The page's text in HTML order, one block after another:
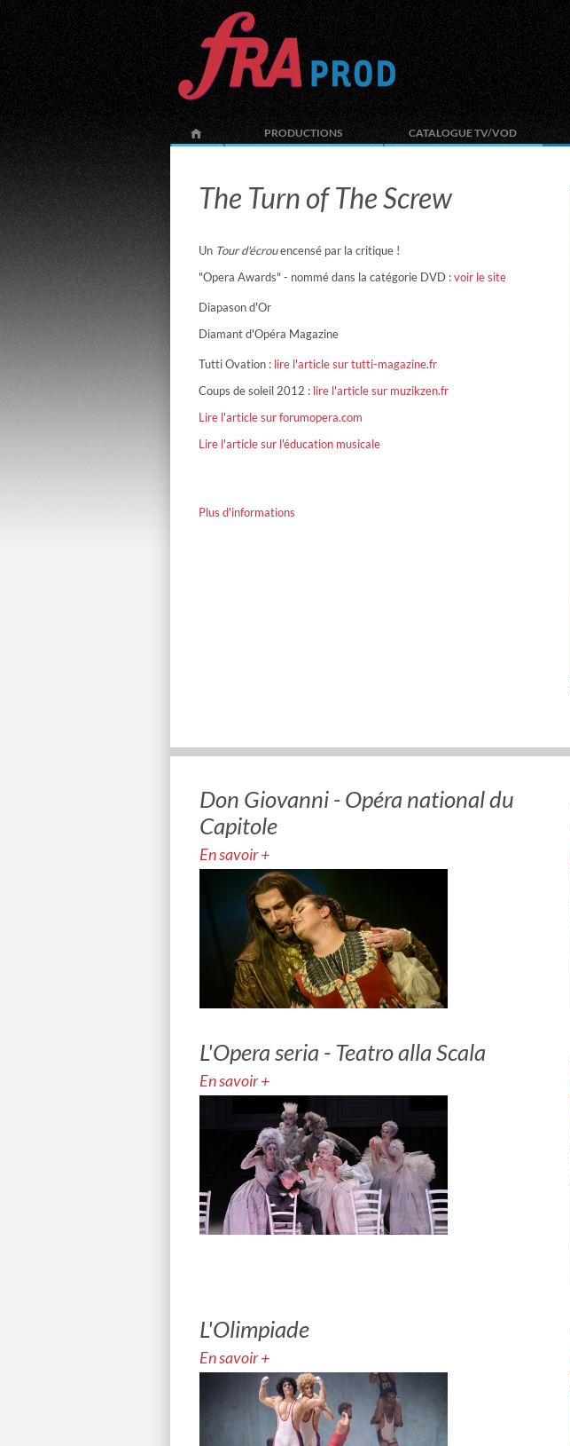
PRODUCTIONS CATALOGUE TV/VOD
The Turn of The Screw
Un Tour d'écrouencensé par la critique !
"Opera Awards" - nommé dans la catégorie DVD :voir le site
Diapason d'Or
Diamant d'Opéra Magazine
Tutti Ovation : lire l'article sur tutti-magazine.fr
Coups de soleil 2012 : lire l'article sur muzikzen.fr
Lire l'article sur forumopera.com
Lire l'article sur l'éducation musicale
Plus d'informations
Don Giovanni - Opéra national du
Capitole
En savoir +
L'Opera seria - Teatro alla Scala
En savoir +
L'Olimpiade
En savoir +